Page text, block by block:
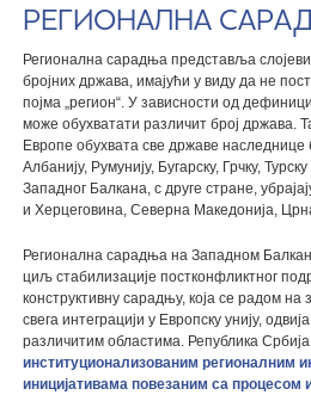
РЕГИОНАЛНА
Регионална сарадња представља
бројних држава, имајући у виду да не
појма „регион“. У зависности од
може обухватати различит број држава.
Европе обухвата све државе наследнице
Албанију, Румунију, Бугарску, Грчку,
Западног Балкана, с друге стране,
и Херцеговина, Северна Македонија,
Регионална сарадња на Западном
циљ стабилизације постконфликтног
конструктивну сарадњу, која се радом
свега интеграцији у Европску унију,
различитим областима. Република Србија
институционализованим регионалним
иницијативама повезаним са процесом